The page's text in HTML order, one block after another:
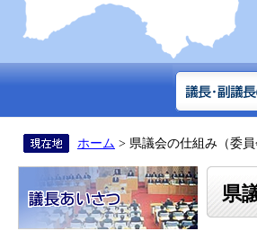
ホーム > 県議会の仕組み（委員
県